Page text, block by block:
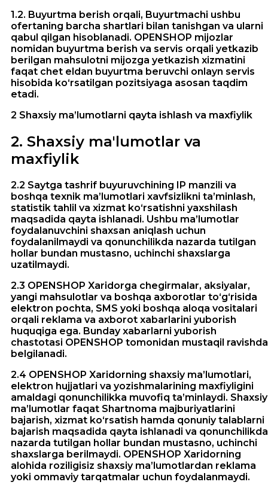
1.2. Buyurtma berish orqali, Buyurtmachi ushbu
ofertaning barcha shartlari bilan tanishgan va ularni
qabul qilgan hisoblanadi. OPENSHOP mijozlar
nomidan buyurtma berish va servis orqali yetkazib
berilgan mahsulotni mijozga yetkazish xizmatini
faqat chet eldan buyurtma beruvchi onlayn servis
hisobida ko‘rsatilgan pozitsiyaga asosan taqdim
etadi.
2 Shaxsiy ma’lumotlarni qayta ishlash va maxfiylik
2. Shaxsiy ma'lumotlar va
maxfiylik
2.2 Saytga tashrif buyuruvchining IP manzili va
boshqa texnik ma’lumotlari xavfsizlikni ta’minlash,
statistik tahlil va xizmat ko‘rsatishni yaxshilash
maqsadida qayta ishlanadi. Ushbu ma’lumotlar
foydalanuvchini shaxsan aniqlash uchun
foydalanilmaydi va qonunchilikda nazarda tutilgan
hollar bundan mustasno, uchinchi shaxslarga
uzatilmaydi.
2.3 OPENSHOP Xaridorga chegirmalar, aksiyalar,
yangi mahsulotlar va boshqa axborotlar to‘g‘risida
elektron pochta, SMS yoki boshqa aloqa vositalari
orqali reklama va axborot xabarlarini yuborish
huquqiga ega. Bunday xabarlarni yuborish
chastotasi OPENSHOP tomonidan mustaqil ravishda
belgilanadi.
2.4 OPENSHOP Xaridorning shaxsiy ma’lumotlari,
elektron hujjatlari va yozishmalarining maxfiyligini
amaldagi qonunchilikka muvofiq ta’minlaydi. Shaxsiy
ma’lumotlar faqat Shartnoma majburiyatlarini
bajarish, xizmat ko‘rsatish hamda qonuniy talablarni
bajarish maqsadida qayta ishlanadi va qonunchilikda
nazarda tutilgan hollar bundan mustasno, uchinchi
shaxslarga berilmaydi. OPENSHOP Xaridorning
alohida roziligisiz shaxsiy ma’lumotlardan reklama
yoki ommaviy tarqatmalar uchun foydalanmaydi.